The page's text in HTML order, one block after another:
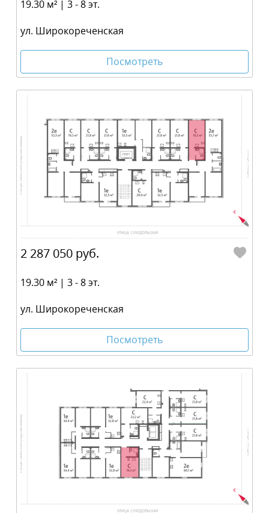
19.30 м² | 3 - 8 эт.
ул. Широкореченская
Посмотреть
2 287 050 руб.
19.30 м² | 3 - 8 эт.
ул. Широкореченская
Посмотреть